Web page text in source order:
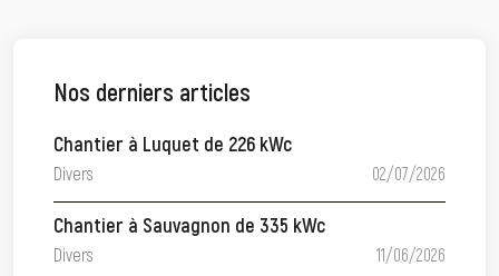
Nos derniers articles
Chantier à Luquet de 226 kWc
Divers 02/07/2026
Chantier à Sauvagnon de 335 kWc
Divers 11/06/2026